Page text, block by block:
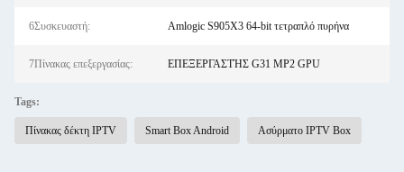
6Συσκευαστή: Amlogic S905X3 64-bit τετραπλό πυρήνα
7Πίνακας επεξεργασίας: ΕΠΕΞΕΡΓΑΣΤΉΣ G31 MP2 GPU
Tags:
Πίνακας δέκτη IPTV Smart Box Android Ασύρματο IPTV Box